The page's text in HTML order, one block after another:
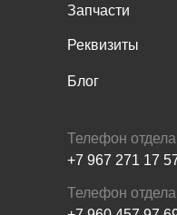
Реквизиты
Блог
Запчасти
Телефон
Телефон
+7 967 271 17